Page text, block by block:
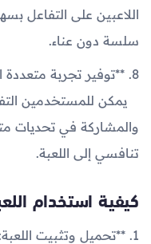
اللاعبين على التفاعل
سلسة دون عناء.
8. **توفير تجربة متعددة اللاعبين:**
يمكن للمستخدمين
والمشاركة في تحديات
تنافسي إلى اللعبة.
كيفية استخدام
1. **تحميل وتثبيت اللعبة:**